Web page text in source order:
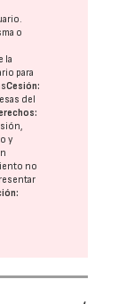
o
la
para
Cesión:
del
y
no